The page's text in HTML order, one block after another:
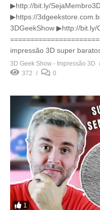
▶http://bit.ly/
▶https://
3DGeekShow ▶http://bit.ly/
impressão 3D super
3D Geek Show - Impressão 3D
372
0
1